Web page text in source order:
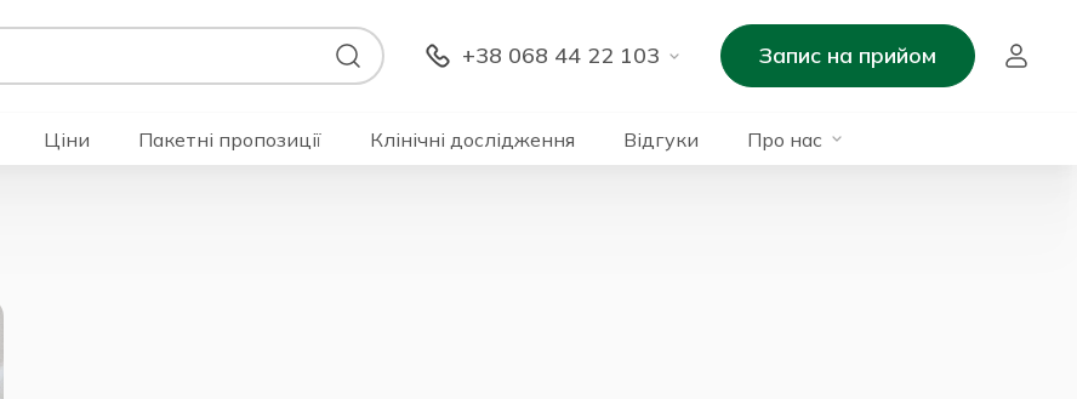
+38 068 44 22 103 Запис на прийом
Ціни Пакетні пропозиції Клінічні дослідження Відгуки Про нас